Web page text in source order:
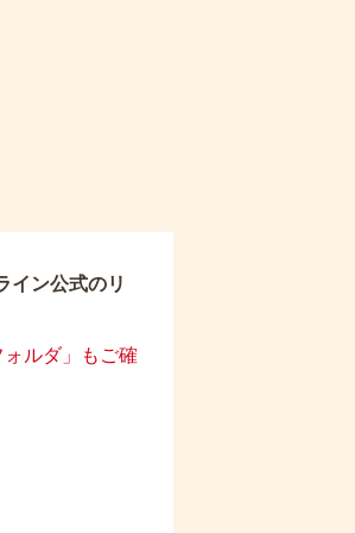
イン公式のリ
ルダ」もご確